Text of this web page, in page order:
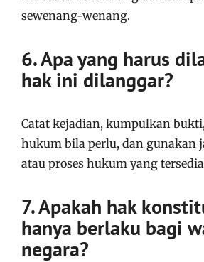
sewenang-wenang.
6. Apa yang harus
hak ini dilanggar?
Catat kejadian, kumpulkan
hukum bila perlu, dan gunakan
atau proses hukum yang
7. Apakah hak
hanya berlaku bagi
negara?